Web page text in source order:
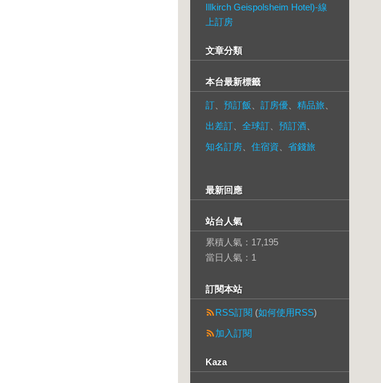
Illkirch Geispolsheim Hotel)-線
上訂房
文章分類
本台最新標籤
訂 預訂飯 訂房優 精品旅
出差訂
全球訂 預訂酒
知名訂房
住宿資 省錢旅
最新回應
站台人氣
累積人氣： 17,195
當日人氣： 1
訂閱本站
RSS訂閱 (如何使用RSS)
加入訂閱
Kaza